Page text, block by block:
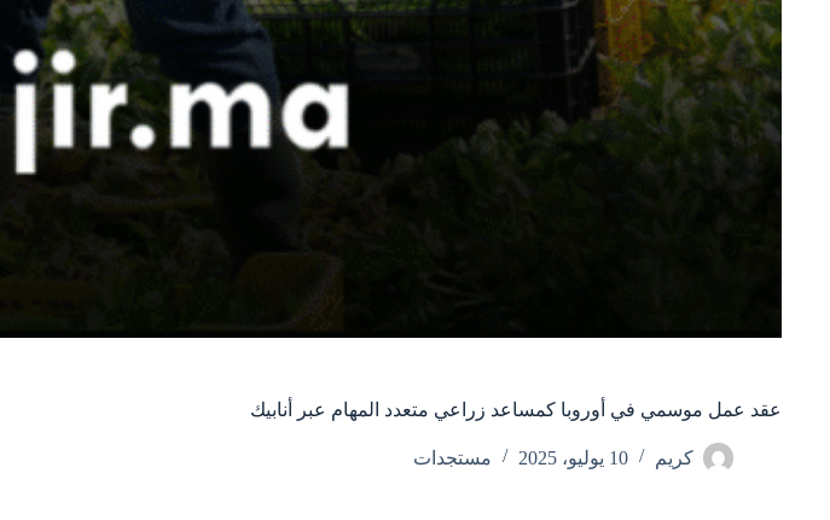
عقد عمل موسمي في أوروبا كمساعد زراعي متعدد المهام عبر أنابيك
كريم 10 يوليو، 2025 مستجدات